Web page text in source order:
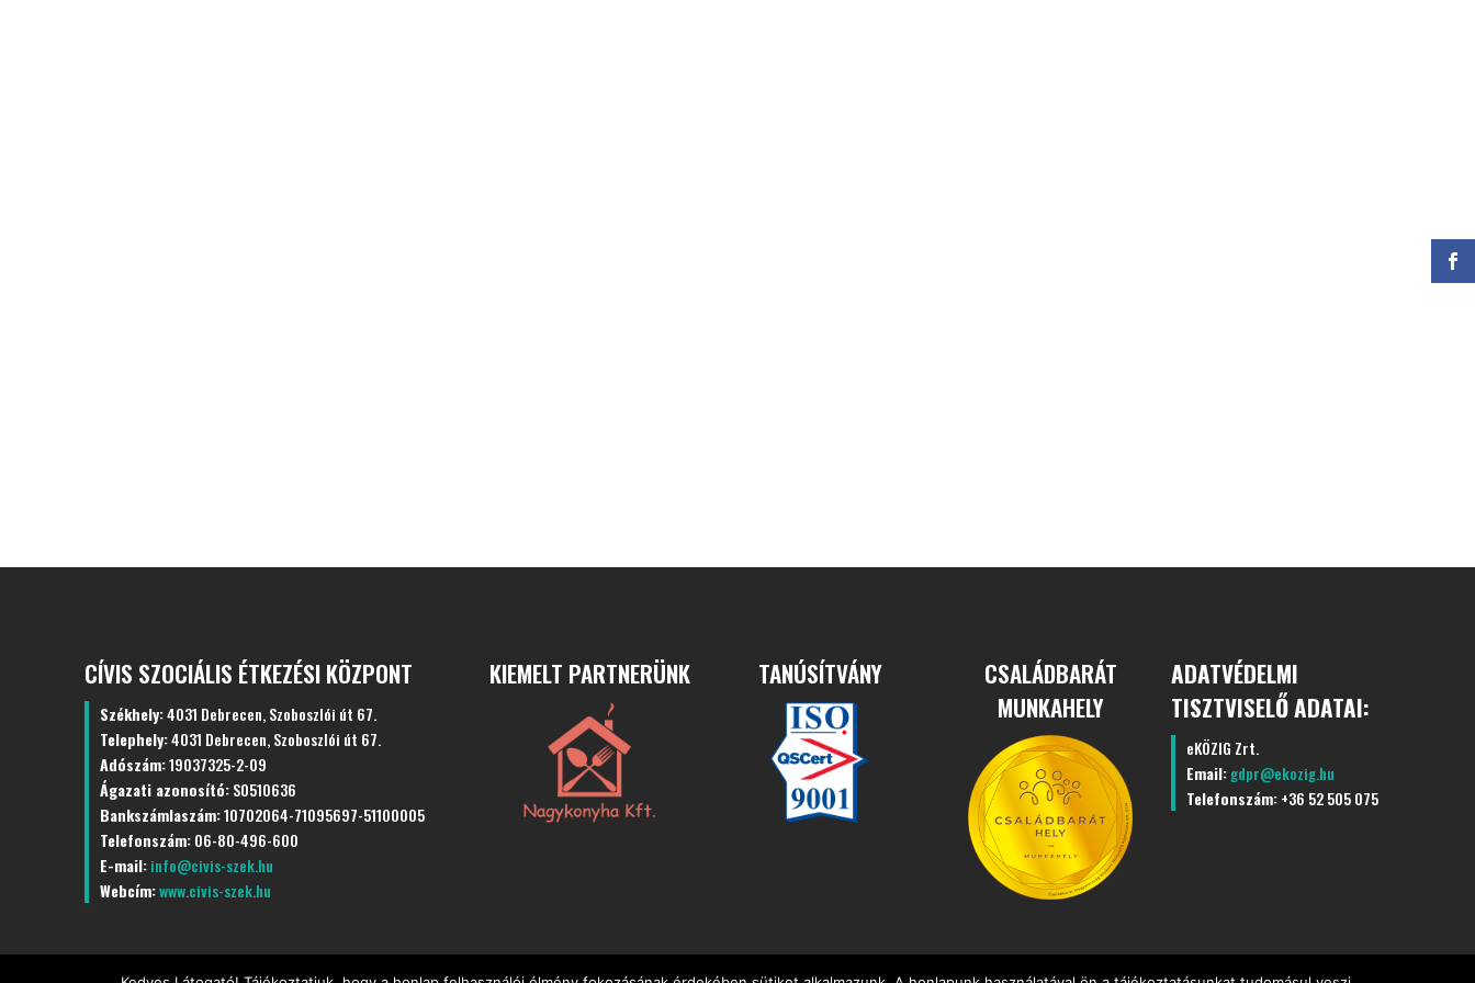
CÍVIS SZOCIÁLIS ÉTKEZÉSI KÖZPONT
Székhely:4031 Debrecen, Szoboszlói út 67.
Telephely:4031 Debrecen, Szoboszlói út 67.
Adószám:19037325-2-09
Ágazati azonosító:S0510636
Bankszámlaszám:10702064-71095697-51100005
Telefonszám:06-80-496-600
E-mail:info@civis-szek.hu
Webcím:www.civis-szek.hu
KIEMELT PARTNERÜNK TANÚSÍTVÁNY
CSALÁDBARÁT
MUNKAHELY
ADATVÉDELMI
TISZTVISELŐ ADATAI:
eKÖZIG Zrt.
Email:gdpr@ekozig.hu
Telefonszám:+36 52 505 075